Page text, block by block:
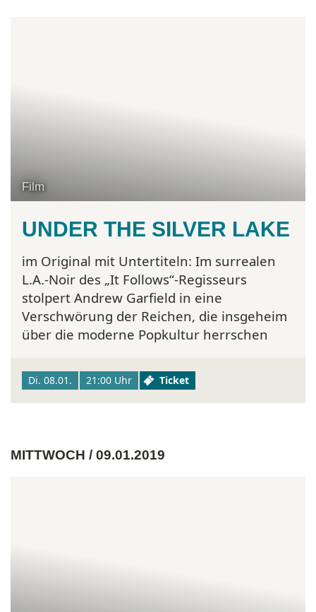
Film
UNDER THE SILVER LAKE
im Original mit Untertiteln: Im surrealen
L.A.-Noir des „It Follows“-Regisseurs
stolpert Andrew Garfield in eine
Verschwörung der Reichen, die insgeheim
über die moderne Popkultur herrschen
Di. 08.01. 21:00 Uhr Ticket
MITTWOCH / 09.01.2019